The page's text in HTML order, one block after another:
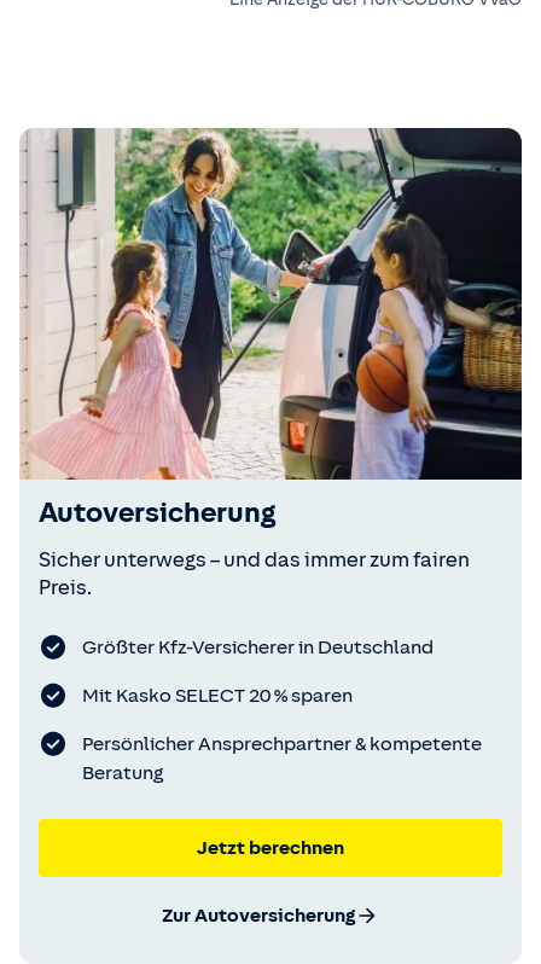
Autoversicherung
Sicher unterwegs – und das immer zum fairen
Preis.
Größter Kfz-Versicherer in Deutschland
Mit Kasko SELECT 20 % sparen
Persönlicher Ansprechpartner & kompetente
Beratung
Jetzt berechnen
Zur Autoversicherung